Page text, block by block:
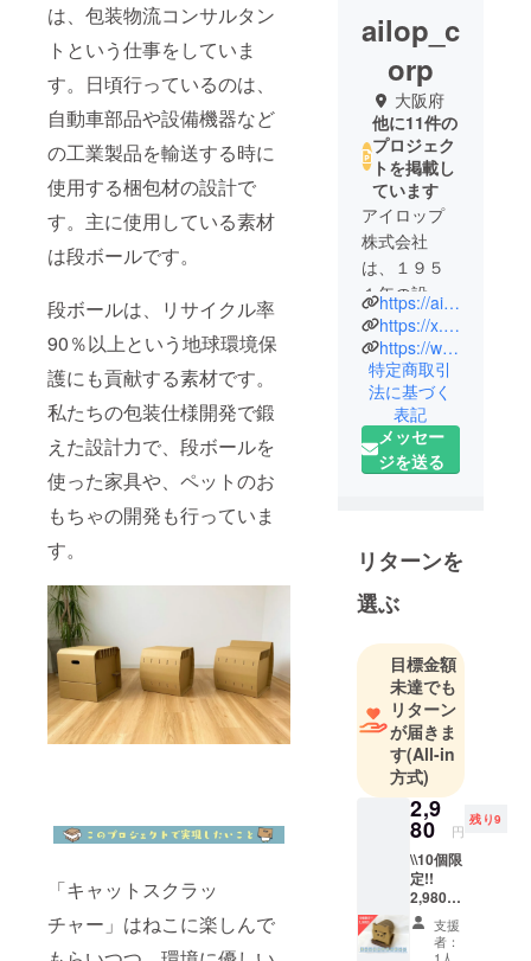
は、包装物流コンサルタン
トという仕事をしていま
す。日頃行っているのは、
自動車部品や設備機器など
の工業製品を輸送する時に
使用する梱包材の設計で
す。主に使用している素材
は段ボールです。
段ボールは、リサイクル率
90％以上という地球環境保
護にも貢献する素材です。
私たちの包装仕様開発で鍛
えた設計力で、段ボールを
使った家具や、ペットのお
もちゃの開発も行っていま
す。
「キャットスクラッ
チャー」はねこに楽しんで
ailop_c
orp
大阪府
他に11件の
プロジェク
トを掲載し
ています
アイロップ
株式会社
は、１９５
１年の設立
から７０
年、包装設
計を専門に
行う、「包
装物流コン
サルタン
ト」の業務
特に工業包
装と呼ばれ
る分野に特
品や自動車
部品など工
業製品の梱
包用包装資
材がメイン
のビジネス
です。その
為、段ボー
ルの特長を
活かした軽
くて丈夫な
構造物の設
https://ailop.co.jp/
https://x.com/AilopCorp
https://www.instagram.com/ailop_official/
特定商取引
法に基づく
表記
メッセー
ジを送る
リターンを
選ぶ
目標金額
未達でも
リターン
が届きま
す(All-in
方式)
2,9
80 円
残り9
\\10個限
定!!
2,980
円!!// ご
支援い
ただい
支援
者：